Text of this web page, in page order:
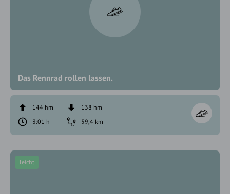
Das Rennrad rollen lassen.
144 hm
138 hm
3:01 h
59,4 km
leicht